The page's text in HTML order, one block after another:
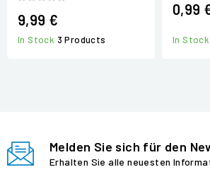
9,99 €
In Stock 3 Products
0,99
In Stock
Melden Sie sich für den
Erhalten Sie alle neuesten